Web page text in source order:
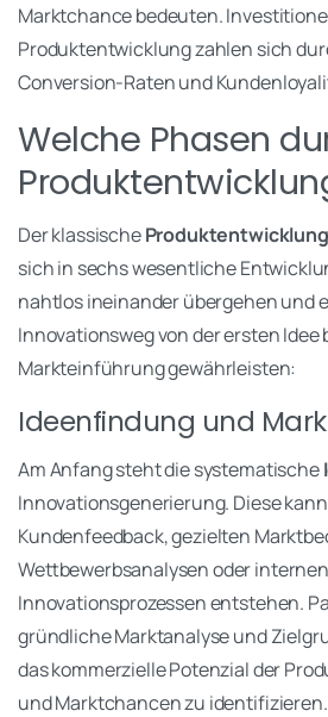
Marktchance bedeuten.
Produktentwicklung zahlen sich
Conversion-Raten und
Welche Phasen
Der klassische
sich in sechs wesentliche
nahtlos ineinander übergehen und
Innovationsweg von der ersten
Markteinführung gewährleisten:
Ideenfindung und
Am Anfang steht die systematische
Innovationsgenerierung. Diese
Kundenfeedback, gezielten
Wettbewerbsanalysen oder internen
Innovationsprozessen entstehen.
gründliche Marktanalyse und
das kommerzielle Potenzial der
und Marktchancen zu